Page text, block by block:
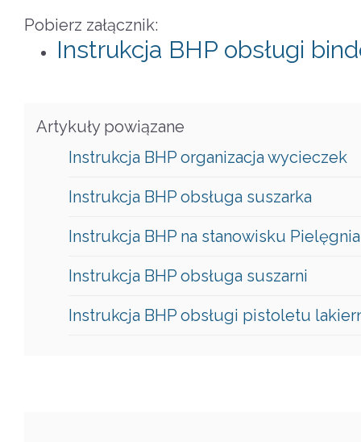
Pobierz załącznik:
Instrukcja BHP obsługi
Artykuły powiązane
Instrukcja BHP organizacja wycieczek
Instrukcja BHP obsługa suszarka
Instrukcja BHP na stanowisku
Instrukcja BHP obsługa suszarni
Instrukcja BHP obsługi pistoletu